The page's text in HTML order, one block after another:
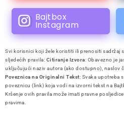
Bajtbox
Instagram
Svi korisnici koji žele koristiti ili prenositi sadržaj
sljedećih pravila: Citiranje Izvora: Obavezno je
uključujući naziv autora (ako dostupno), naslov
Poveznica na Originalni Tekst: Svaka upotreba
poveznicu (link) koja vodi na izvorni tekst na
Kršenje ovih pravila može imati pravne
pravima.